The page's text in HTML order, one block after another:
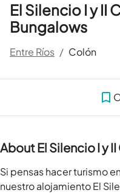
El Silencio I y II
Bungalows
Entre Ríos / Colón
About El Silencio I y
Si pensas hacer turismo
nuestro alojamiento El